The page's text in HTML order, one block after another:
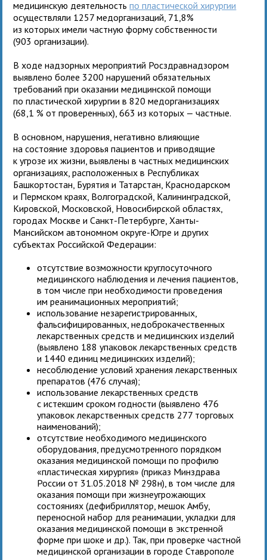
медицинскую деятельностьпо пластической хирургии
осуществляли 1257 медорганизаций, 71,8%
из которых имели частную форму собственности
(903 организации).
В ходе надзорных мероприятий Росздравнадзором
выявлено более 3200 нарушений обязательных
требований при оказании медицинской помощи
по пластической хирургии в 820 медорганизациях
(68,1 % от проверенных), 663 из которых — частные.
В основном, нарушения, негативно влияющие
на состояние здоровья пациентов и приводящие
к угрозе их жизни, выявлены в частных медицинских
организациях, расположенных в Республиках
Башкортостан, Бурятия и Татарстан, Краснодарском
и Пермском краях, Волгоградской, Калининградской,
Кировской, Московской, Новосибирской областях,
городах Москве и Санкт-Петербурге, Ханты-
Мансийском автономном округе-Югре и других
субъектах Российской Федерации:
отсутствие возможности круглосуточного
медицинского наблюдения и лечения пациентов,
в том числе при необходимости проведения
им реанимационных мероприятий;
использование незарегистрированных,
фальсифицированных, недоброкачественных
лекарственных средств и медицинских изделий
(выявлено 188 упаковок лекарственных средств
и 1440 единиц медицинских изделий);
несоблюдение условий хранения лекарственных
препаратов (476 случая);
использование лекарственных средств
с истекшим сроком годности (выявлено 476
упаковок лекарственных средств 277 торговых
наименований);
отсутствие необходимого медицинского
оборудования, предусмотренного порядком
оказания медицинской помощи по профилю
«пластическая хирургия» (приказ Минздрава
России от 31.05.2018 № 298н), в том числе для
оказания помощи при жизнеугрожающих
состояниях (дефибриллятор, мешок Амбу,
переносной набор для реанимации, укладки для
оказания медицинской помощи в экстренной
форме при шоке и др.). Так, при проверке частной
медицинской организации в городе Ставрополе